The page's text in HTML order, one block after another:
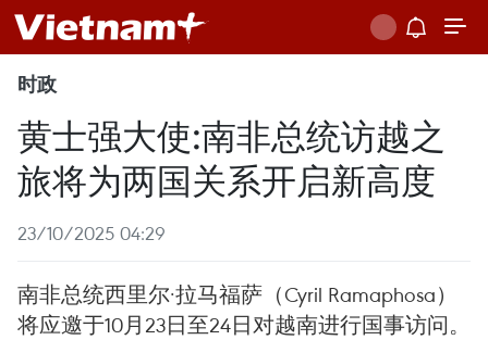
时政
黄士强大使:南非总统访越之
旅将为两国关系开启新高度
23/10/2025 04:29
南非总统西里尔·拉马福萨（Cyril Ramaphosa）
将应邀于10月23日至24日对越南进行国事访问。